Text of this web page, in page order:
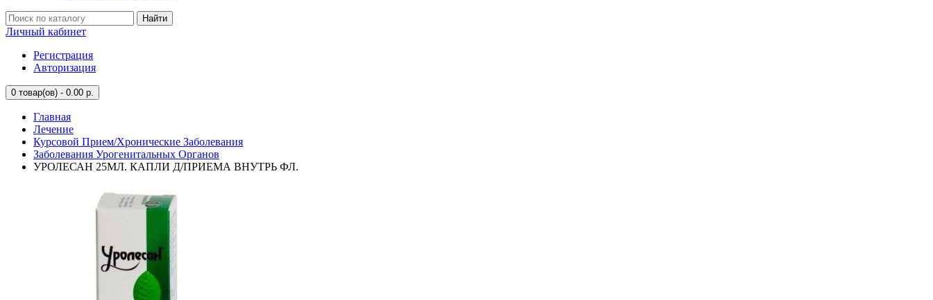
Найти
Личный кабинет
Регистрация
Авторизация
0 товар(ов) - 0.00 р.
Главная
Лечение
Курсовой Прием/Хронические Заболевания
Заболевания Урогенитальных Органов
УРОЛЕСАН 25МЛ. КАПЛИ Д/ПРИЕМА ВНУТРЬ ФЛ.